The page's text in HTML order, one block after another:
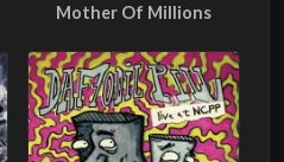
Mother Of Millions